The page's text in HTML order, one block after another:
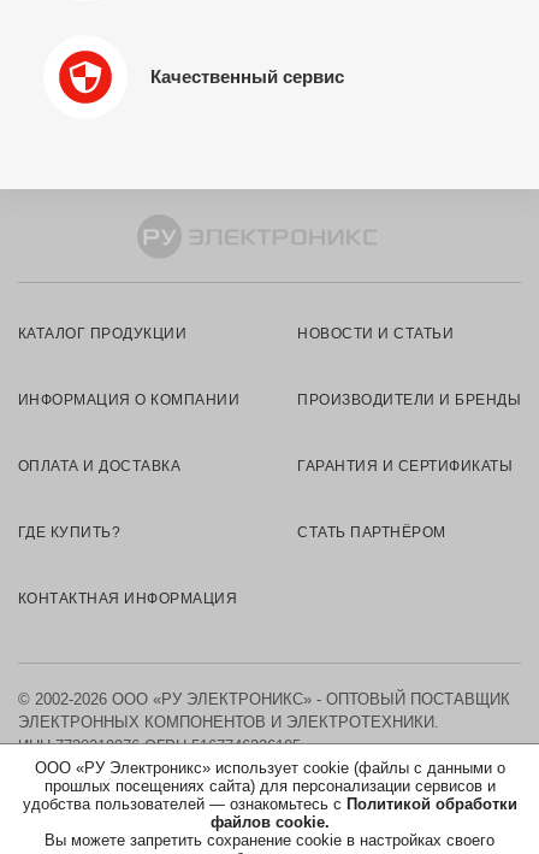
Качественный сервис
ООО «РУ Электроникс» использует cookie (файлы с данными о
прошлых посещениях сайта) для персонализации сервисов и
удобства пользователей — ознакомьтесь с Политикой обработки
файлов cookie.
Вы можете запретить сохранение cookie в настройках своего
КАТАЛОГ ПРОДУКЦИИ НОВОСТИ И СТАТЬИ
ИНФОРМАЦИЯ О КОМПАНИИ ПРОИЗВОДИТЕЛИ И БРЕНДЫ
ОПЛАТА И ДОСТАВКА ГАРАНТИЯ И СЕРТИФИКАТЫ
ГДЕ КУПИТЬ? СТАТЬ ПАРТНЁРОМ
КОНТАКТНАЯ ИНФОРМАЦИЯ
© 2002-2026 ООО «РУ ЭЛЕКТРОНИКС» - ОПТОВЫЙ ПОСТАВЩИК
ЭЛЕКТРОННЫХ КОМПОНЕНТОВ И ЭЛЕКТРОТЕХНИКИ.
ИНН 7730219976 ОГРН 5167746326105
КАРТА САЙТА
ПОЛИТИКА ОБРАБОТКИ ПЕРСОНАЛЬНЫХ ДАННЫХ